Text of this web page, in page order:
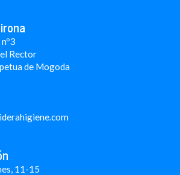
Rector
de Mogoda
11-15